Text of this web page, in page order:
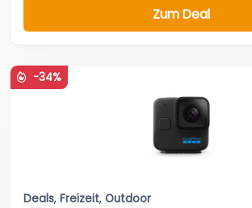
Zum Deal
-34%
Deals, Freizeit, Outdoor